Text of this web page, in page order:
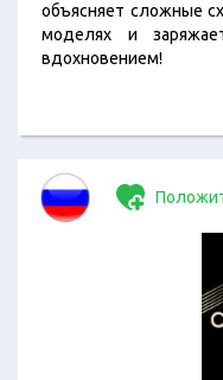
объясняет сложные
моделях и
вдохновением!